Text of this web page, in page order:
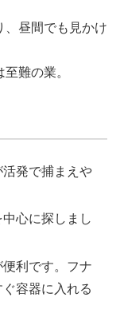
、昼間でも見かけ
難の業。
活発で捕まえや
心に探しまし
便利です。フナ
容器に入れる